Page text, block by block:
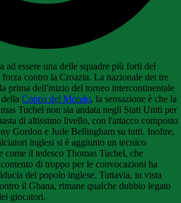
ad essere una delle squadre più forti del
contro la Croazia. La nazionale dei tre
prima dell'inizio del torneo intercontinentale
Coppa del Mondo, la sensazione è che la
Tuchel non sia andata negli Stati Uniti per
di altissimo livello, con l'attacco composto
Gordon e Jude Bellingham su tutti. Inoltre,
inglesi si è aggiunto un tecnico
come il tedesco Thomas Tuchel, che
di troppo per le convocazioni ha
del popolo inglese. Tuttavia, in vista
il Ghana, rimane qualche dubbio legato
giocatori.